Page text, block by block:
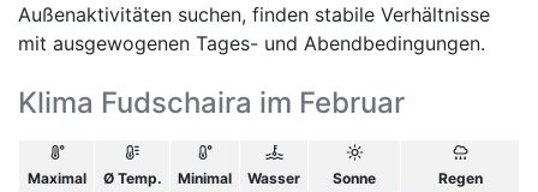
Außenaktivitäten suchen, finden stabile Verhältnisse
mit ausgewogenen Tages- und Abendbedingungen.
Klima Fudschaira im Februar
Maximal Ø Temp. Minimal Wasser Sonne Regen